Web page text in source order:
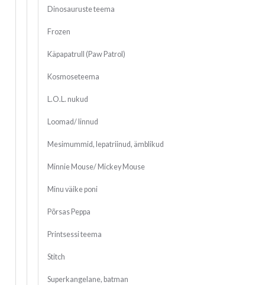
Dinosauruste teema
Frozen
Käpapatrull (Paw Patrol)
Kosmoseteema
L.O.L. nukud
Loomad/ linnud
Mesimummid, lepatriinud, ämblikud
Minnie Mouse/ Mickey Mouse
Minu väike poni
Põrsas Peppa
Printsessi teema
Stitch
Superkangelane, batman